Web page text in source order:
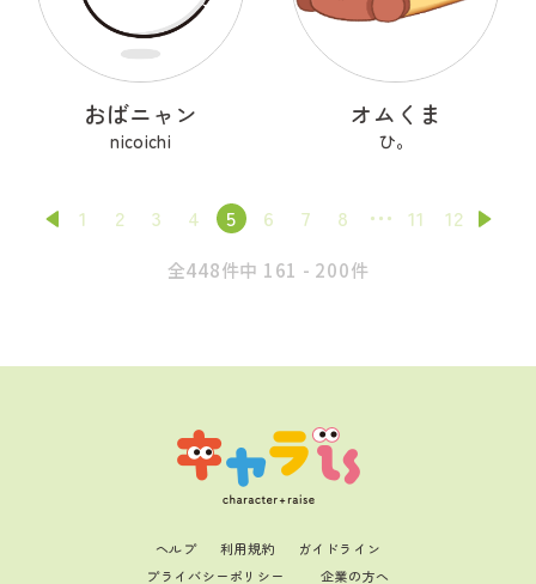
おばニャン
nicoichi
オムくま
ひ。
1 2 3 4 5 6 7 8 11 12
全448件中 161 - 200件
ヘルプ 利用規約
ガイドライン
プライバシーポリシー
企業の方へ